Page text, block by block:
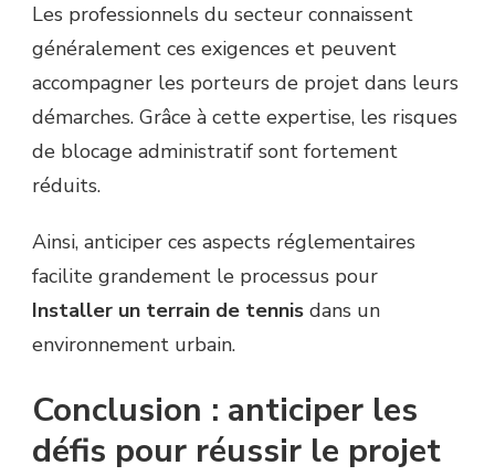
Les professionnels du secteur connaissent
généralement ces exigences et peuvent
accompagner les porteurs de projet dans leurs
démarches. Grâce à cette expertise, les risques
de blocage administratif sont fortement
réduits.
Ainsi, anticiper ces aspects réglementaires
facilite grandement le processus pour
Installer un terrain de tennis dans un
environnement urbain.
Conclusion : anticiper les
défis pour réussir le projet